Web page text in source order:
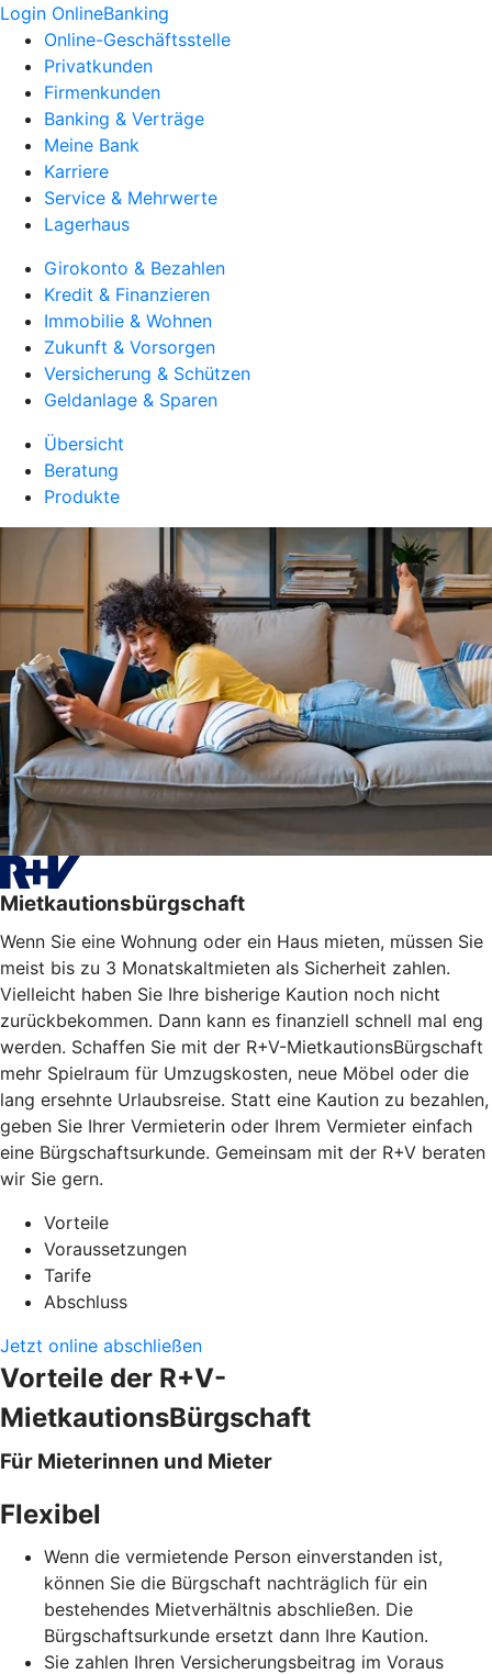
Login OnlineBanking
Online-Geschäftsstelle
Privatkunden
Firmenkunden
Banking & Verträge
Meine Bank
Karriere
Service & Mehrwerte
Lagerhaus
Girokonto & Bezahlen
Kredit & Finanzieren
Immobilie & Wohnen
Zukunft & Vorsorgen
Versicherung & Schützen
Geldanlage & Sparen
Übersicht
Beratung
Produkte
Mietkautionsbürgschaft
Wenn Sie eine Wohnung oder ein Haus mieten, müssen Sie
meist bis zu 3 Monatskaltmieten als Sicherheit zahlen.
Vielleicht haben Sie Ihre bisherige Kaution noch nicht
zurückbekommen. Dann kann es finanziell schnell mal eng
werden. Schaffen Sie mit der R+V-MietkautionsBürgschaft
mehr Spielraum für Umzugskosten, neue Möbel oder die
lang ersehnte Urlaubsreise. Statt eine Kaution zu bezahlen,
geben Sie Ihrer Vermieterin oder Ihrem Vermieter einfach
eine Bürgschaftsurkunde. Gemeinsam mit der R+V beraten
wir Sie gern.
Vorteile
Voraussetzungen
Tarife
Abschluss
Jetzt online abschließen
Vorteile der R+V-
MietkautionsBürgschaft
Für Mieterinnen und Mieter
Flexibel
Wenn die vermietende Person einverstanden ist,
können Sie die Bürgschaft nachträglich für ein
bestehendes Mietverhältnis abschließen. Die
Bürgschaftsurkunde ersetzt dann Ihre Kaution.
Sie zahlen Ihren Versicherungsbeitrag im Voraus